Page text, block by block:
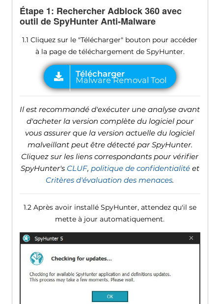
Étape 1: Rechercher Adblock 360 avec
outil de SpyHunter Anti-Malware
1.1 Cliquez sur le "Télécharger" bouton pour accéder
à la page de téléchargement de SpyHunter.
Il est recommandé d'exécuter une analyse avant
d'acheter la version complète du logiciel pour
vous assurer que la version actuelle du logiciel
malveillant peut être détecté par SpyHunter.
Cliquez sur les liens correspondants pour vérifier
SpyHunter's CLUF, politique de confidentialitéet
Critères d'évaluation des menaces.
1.2 Après avoir installé SpyHunter, attendez qu'il se
mette à jour automatiquement.